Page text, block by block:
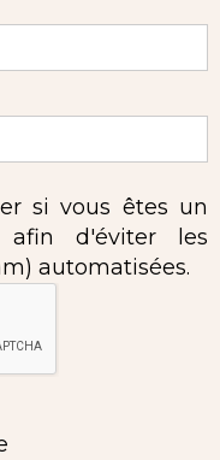
si vous êtes un
d'éviter les
automatisées.